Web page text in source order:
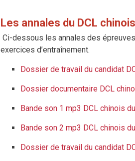
Les annales du DCL chinois
Ci-dessous les annales des
exercices d’entraînement.
Dossier de travail du candidat
Dossier documentaire DCL
Bande son 1 mp3 DCL chinois
Bande son 2 mp3 DCL chinois
Dossier de travail du candidat